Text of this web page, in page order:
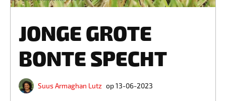
JONGE GROTE
BONTE SPECHT
Suus Armaghan Lutz op 13-06-2023